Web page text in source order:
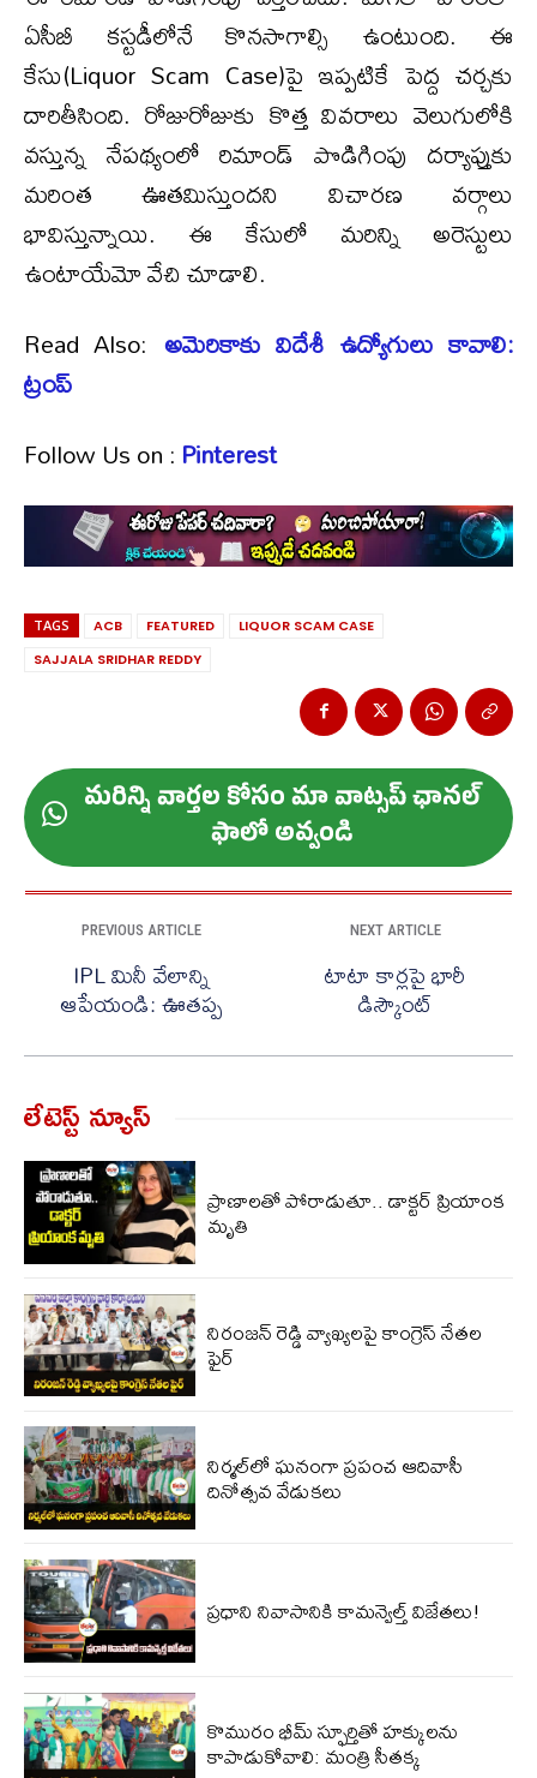
ఏసీబీ కస్టడీలోనే కొనసాగాల్సి ఉంటుంది. ఈ
కేసు(Liquor Scam Case)పై ఇప్పటికే పెద్ద చర్చకు
దారితీసింది. రోజురోజుకు కొత్త వివరాలు వెలుగులోకి
వస్తున్న నేపథ్యంలో రిమాండ్‌ పొడిగింపు దర్యాప్తుకు
మరింత ఊతమిస్తుందని విచారణ వర్గాలు
భావిస్తున్నాయి. ఈ కేసులో మరిన్ని అరెస్టులు
ఉంటాయేమో వేచి చూడాలి.
Read Also: అమెరికాకు విదేశీ ఉద్యోగులు కావాలి:
ట్రంప్
Follow Us on :Pinterest
TAGS ACB FEATURED
LIQUOR SCAM CASE
SAJJALA SRIDHAR REDDY
మ‌రిన్ని వార్త‌ల కోసం మా వాట్స‌ప్ ఛాన‌ల్
ఫాలో అవ్వండి
PREVIOUS ARTICLE
IPL మినీ వేలాన్ని
ఆపేయండి: ఊతప్ప
NEXT ARTICLE
టాటా కార్లపై భారీ
డిస్కౌంట్
లేటెస్ట్ న్యూస్‌
ప్రాణాలతో పోరాడుతూ.. డాక్టర్ ప్రియాంక
మృతి
నిరంజన్ రెడ్డి వ్యాఖ్యలపై కాంగ్రెస్ నేతల
ఫైర్
నిర్మల్‌‌లో ఘనంగా ప్రపంచ ఆదివాసీ
దినోత్సవ వేడుకలు
ప్రధాని నివాసానికి కామన్వెల్త్ విజేతలు!
కొమురం భీమ్ స్ఫూర్తితో హక్కులను
కాపాడుకోవాలి: మంత్రి సీతక్క